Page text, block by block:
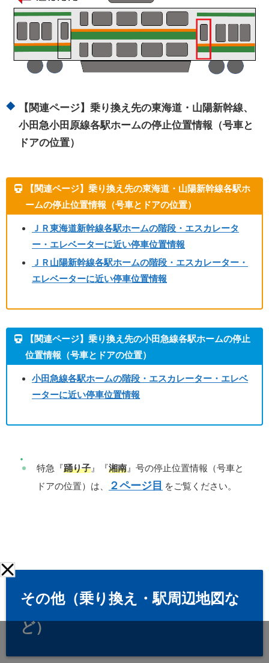
【関連ページ】乗り換え先の東海道・山陽新幹線、
小田急小田原線各駅ホームの停止位置情報（号車と
ドアの位置）
【関連ページ】乗り換え先の東海道・山陽新幹線各駅ホ
ームの停止位置情報（号車とドアの位置）
ＪＲ東海道新幹線各駅ホームの階段・エスカレータ
ー・エレベーターに近い停車位置情報
ＪＲ山陽新幹線各駅ホームの階段・エスカレーター・
エレベーターに近い停車位置情報
【関連ページ】乗り換え先の小田急線各駅ホームの停止
位置情報（号車とドアの位置）
小田急線各駅ホームの階段・エスカレーター・エレベ
ーターに近い停車位置情報
特急『踊り子 』『湘南 』号の停止位置情報（号車と
ドアの位置）は、
２ページ目 をご覧ください。
その他（乗り換え・駅周辺地図な
ど）